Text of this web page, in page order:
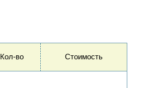
Кол-во Стоимость